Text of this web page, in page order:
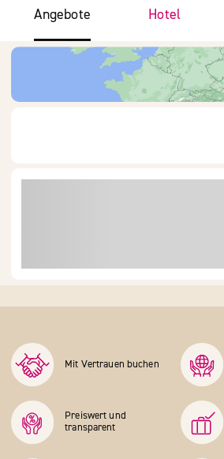
Angebote Hotel
Mit Vertrauen buchen
Preiswert und
transparent